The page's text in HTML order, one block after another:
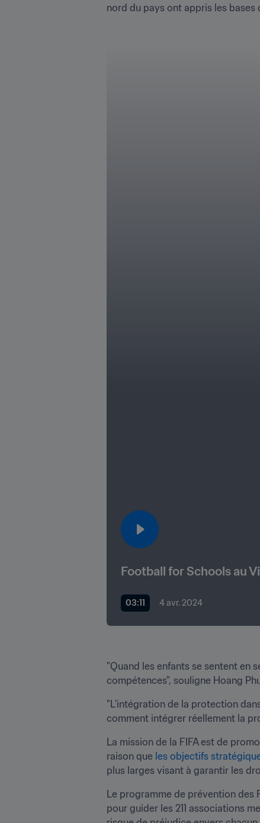
nord du pays ont appris les
Football for Schools au
03:11 4 avr. 2024
"Quand les enfants se sentent en
compétences", souligne Hoang
"L'intégration de la protection
comment intégrer réellement la
La mission de la FIFA est de
raison que les objectifs
plus larges visant à garantir les
Le programme de prévention des
pour guider les 211 associations